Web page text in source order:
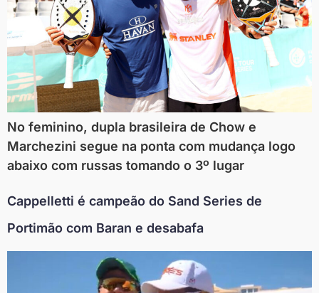
No feminino, dupla brasileira de Chow e
Marchezini segue na ponta com mudança logo
abaixo com russas tomando o 3º lugar
Cappelletti é campeão do Sand Series de
Portimão com Baran e desabafa